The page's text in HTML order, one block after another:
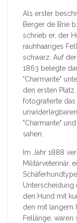
Als erster
Berger de Brie
schrieb er, der
rauhhaariges
schwarz. Auf
1863 belegte
"Charmante"
den ersten
fotografierte
"Charmante"
sahen.
Im Jahr 1888
Militärveterinär,
Unterscheidung
den Hund mit
den mit langem
Fellänge, waren